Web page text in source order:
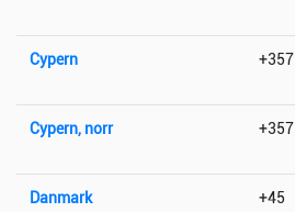
Cypern +357
Cypern, norr +357
Danmark +45